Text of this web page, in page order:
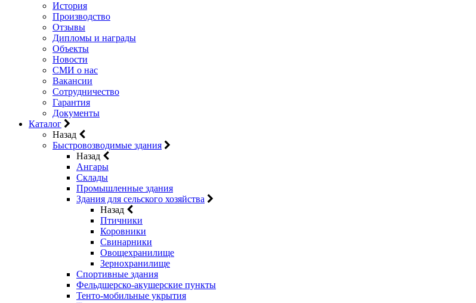
История
Производство
Отзывы
Дипломы и награды
Объекты
Новости
СМИ о нас
Вакансии
Сотрудничество
Гарантия
Документы
Каталог
Назад
Быстровозводимые здания
Назад
Ангары
Склады
Промышленные здания
Здания для сельского хозяйства
Назад
Птичники
Коровники
Свинарники
Овощехранилище
Зернохранилище
Спортивные здания
Фельдшерско-акушерские пункты
Тенто-мобильные укрытия